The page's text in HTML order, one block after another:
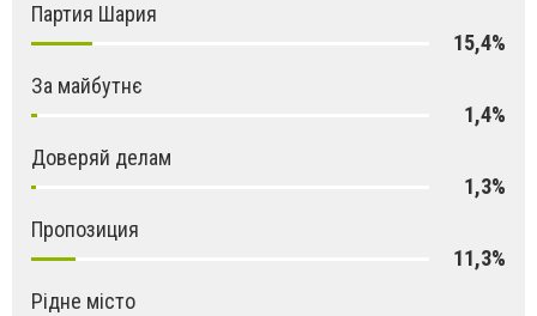
Партия Шария
15,4%
За майбутнє
1,4%
Доверяй делам
1,3%
Пропозиция
11,3%
Рідне місто